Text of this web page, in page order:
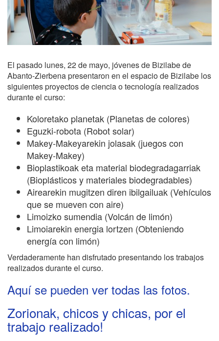
El pasado lunes, 22 de mayo, jóvenes de Bizilabe de
Abanto-Zierbena presentaron en el espacio de Bizilabe los
siguientes proyectos de ciencia o tecnología realizados
durante el curso:
Koloretako planetak (Planetas de colores)
Eguzki-robota (Robot solar)
Makey-Makeyarekin jolasak (juegos con
Makey-Makey)
Bioplastikoak eta material biodegradagarriak
(Bioplásticos y materiales biodegradables)
Airearekin mugitzen diren ibilgailuak (Vehículos
que se mueven con aire)
Limoizko sumendia (Volcán de limón)
Limoiarekin energia lortzen (Obteniendo
energía con limón)
Verdaderamente han disfrutado presentando los trabajos
realizados durante el curso.
Aquí se pueden ver todas las fotos.
Zorionak, chicos y chicas, por el
trabajo realizado!